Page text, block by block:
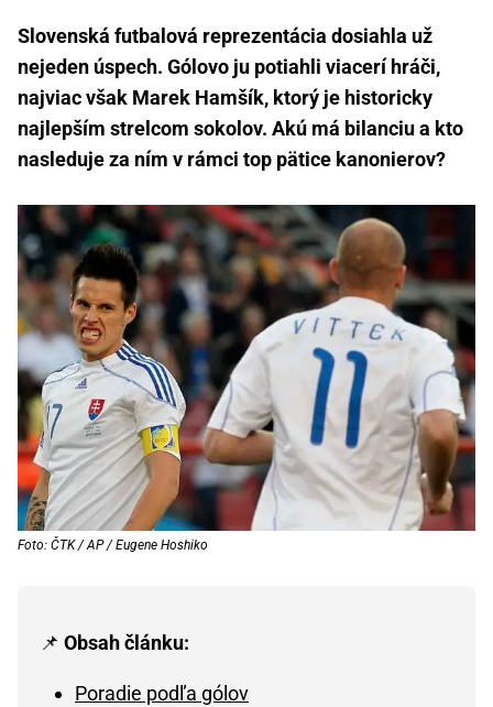
Slovenská futbalová reprezentácia dosiahla už
nejeden úspech. Gólovo ju potiahli viacerí hráči,
najviac však Marek Hamšík, ktorý je historicky
najlepším strelcom sokolov. Akú má bilanciu a kto
nasleduje za ním v rámci top pätice kanonierov?
Foto: ČTK / AP / Eugene Hoshiko
📌 Obsah článku:
Poradie podľa gólov